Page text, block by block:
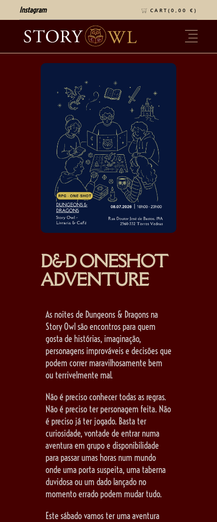
Instagram CART(0,00€)
D&D ONESHOT
ADVENTURE
As noites de Dungeons & Dragons na
Story Owl são encontros para quem
gosta de histórias, imaginação,
personagens improváveis e decisões que
podem correr maravilhosamente bem
ou terrivelmente mal.
Não é preciso conhecer todas as regras.
Não é preciso ter personagem feita. Não
é preciso já ter jogado. Basta ter
curiosidade, vontade de entrar numa
aventura em grupo e disponibilidade
para passar umas horas num mundo
onde uma porta suspeita, uma taberna
duvidosa ou um dado lançado no
momento errado podem mudar tudo.
Este sábado vamos ter uma aventura